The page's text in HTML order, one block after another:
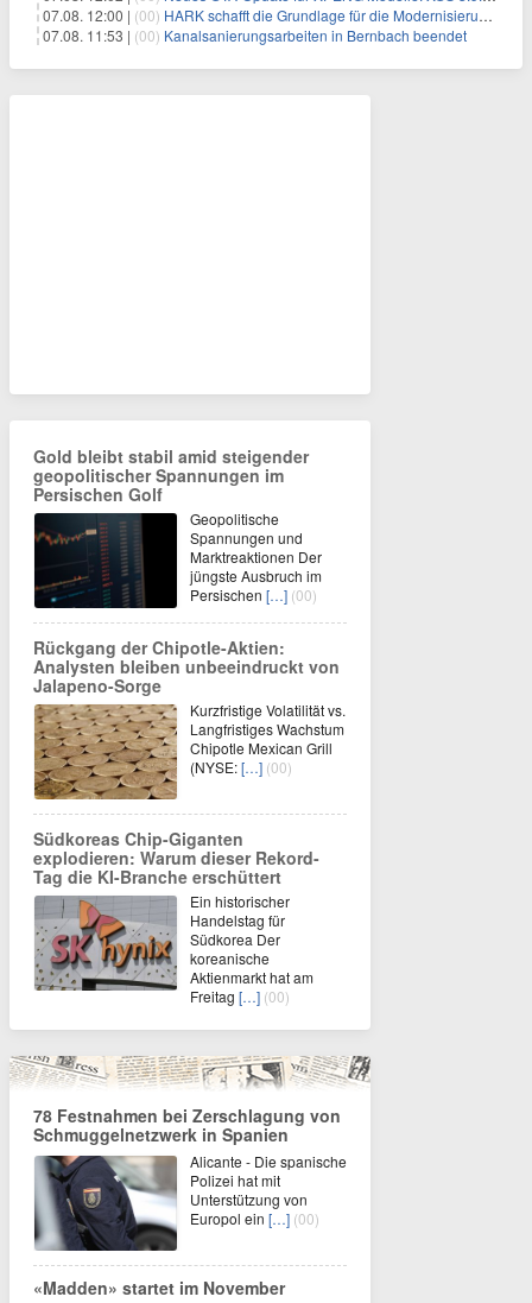
07.08. 12:00 | (00) HARK schafft die Grundlage für die Modernisierung seiner IBM i-Anwendungen
07.08. 11:53 | (00) Kanalsanierungsarbeiten in Bernbach beendet
Gold bleibt stabil amid steigender
geopolitischer Spannungen im
Persischen Golf
Geopolitische
Spannungen und
Marktreaktionen Der
jüngste Ausbruch im
Persischen […] (00)
Rückgang der Chipotle-Aktien:
Analysten bleiben unbeeindruckt von
Jalapeno-Sorge
Kurzfristige Volatilität vs.
Langfristiges Wachstum
Chipotle Mexican Grill
(NYSE:[…] (00)
Südkoreas Chip-Giganten
explodieren: Warum dieser Rekord-
Tag die KI-Branche erschüttert
Ein historischer
Handelstag für
Südkorea Der
koreanische
Aktienmarkt hat am
Freitag […] (00)
78 Festnahmen bei Zerschlagung von
Schmuggelnetzwerk in Spanien
Alicante - Die spanische
Polizei hat mit
Unterstützung von
Europol ein […] (00)
«Madden» startet im November